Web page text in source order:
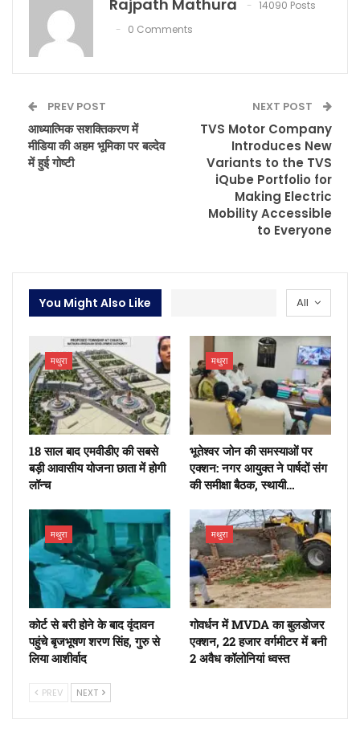
Rajpath Mathura
14090 Posts
0 Comments
PREV POST
आध्यात्मिक सशक्तिकरण में
मीडिया की अहम भूमिका पर बल्देव
में हुई गोष्टी
NEXT POST
TVS Motor Company
Introduces New
Variants to the TVS
iQube Portfolio for
Making Electric
Mobility Accessible
to Everyone
All
You Might Also Like
मथुरा
18 साल बाद एमवीडीए की सबसे
बड़ी आवासीय योजना छाता में होगी
लॉन्च
मथुरा
भूतेश्वर जोन की समस्याओं पर
एक्शन: नगर आयुक्त ने पार्षदों संग
की समीक्षा बैठक, स्थायी…
मथुरा
कोर्ट से बरी होने के बाद वृंदावन
पहुंचे बृजभूषण शरण सिंह, गुरु से
लिया आशीर्वाद
मथुरा
गोवर्धन में MVDA का बुलडोजर
एक्शन, 22 हजार वर्गमीटर में बनी
2 अवैध कॉलोनियां ध्वस्त
PREV NEXT